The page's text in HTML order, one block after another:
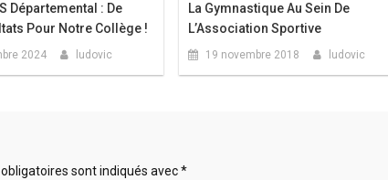
Départemental : De
Pour Notre Collège !
2024 ludovic
La Gymnastique Au Sein De
L’Association Sportive
19 novembre 2018 ludovic
sont indiqués avec*